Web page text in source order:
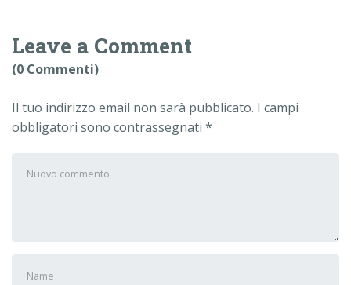
Leave a Comment
(0 Commenti)
Il tuo indirizzo email non sarà pubblicato. I campi
obbligatori sono contrassegnati *
tuo